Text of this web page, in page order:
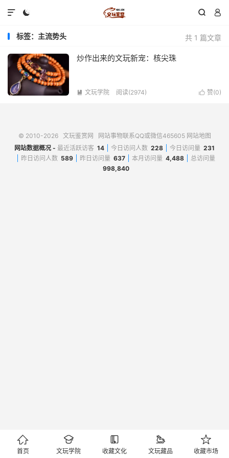
  

共 1 篇文章
标签：主流势头
炒作出来的文玩新宠：核尖珠
 赞(0)
 文玩学院 阅读(2974)
© 2010-2026 文玩鉴赏网 网站事物联系QQ或微信465605 网站地图
网站数据概况 - 最近活跃访客 14 今日访问人数 228 今日访问量 231
昨日访问人数 589 昨日访问量 637 本月访问量 4,488
总访问量
998,840

首页

文玩学院

收藏文化

文玩藏品

收藏市场